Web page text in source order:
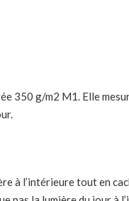
350 g/m2 M1. Elle
à l’intérieure tout en